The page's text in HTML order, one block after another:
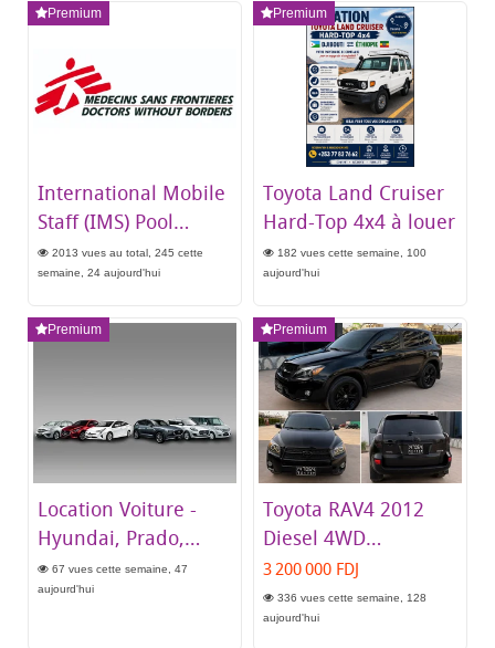
Premium
International Mobile
Staff (IMS) Pool
Recruitment -
managed by Nairobi
2013 vues au total, 245 cette
semaine, 24 aujourd'hui
Premium
Toyota Land Cruiser
Hard-Top 4x4 à louer
182 vues cette semaine, 100
aujourd'hui
Premium
Location Voiture -
Hyundai, Prado,
Fortuner, Suzuki
67 vues cette semaine, 47
aujourd'hui
Premium
Toyota RAV4 2012
Diesel 4WD
Automatique en très
bon état
3 200 000 FDJ
336 vues cette semaine, 128
aujourd'hui